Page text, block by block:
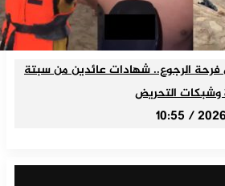
فرحة الرجوع.. شهادات عائدين من سبتة
التحريض